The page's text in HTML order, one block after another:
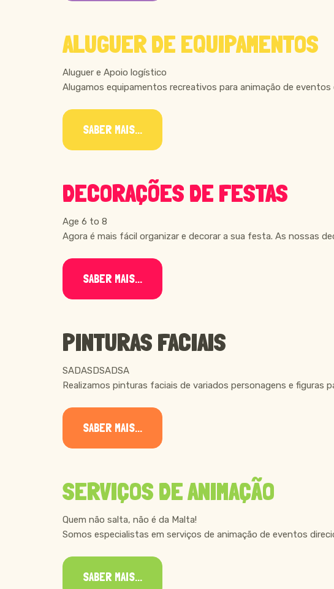
ALUGUER DE EQUIPAMENTOS
Aluguer e Apoio logístico
Alugamos equipamentos recreativos para animação de
SABER MAIS...
DECORAÇÕES DE FESTAS
Age 6 to 8
Agora é mais fácil organizar e decorar a sua festa. As nossas
SABER MAIS...
PINTURAS FACIAIS
SADASDSADSA
Realizamos pinturas faciais de variados personagens e figuras
SABER MAIS...
SERVIÇOS DE ANIMAÇÃO
Quem não salta, não é da Malta!
Somos especialistas em serviços de animação de eventos
SABER MAIS...